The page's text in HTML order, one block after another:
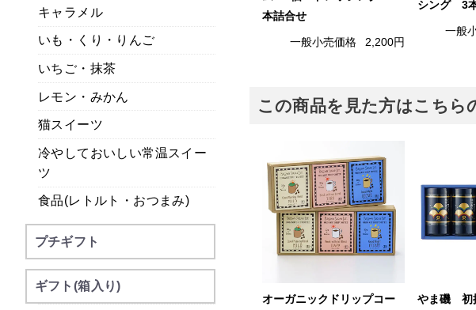
本詰合せ
一般小売価格 2,200円
シング 3
一般
この商品を見た方はこちら
オーガニックドリップコー
やま磯 初
キャラメル
いも・くり・りんご
いちご・抹茶
レモン・みかん
猫スイーツ
冷やしておいしい常温スイー
ツ
食品(レトルト・おつまみ)
プチギフト
ギフト(箱入り)